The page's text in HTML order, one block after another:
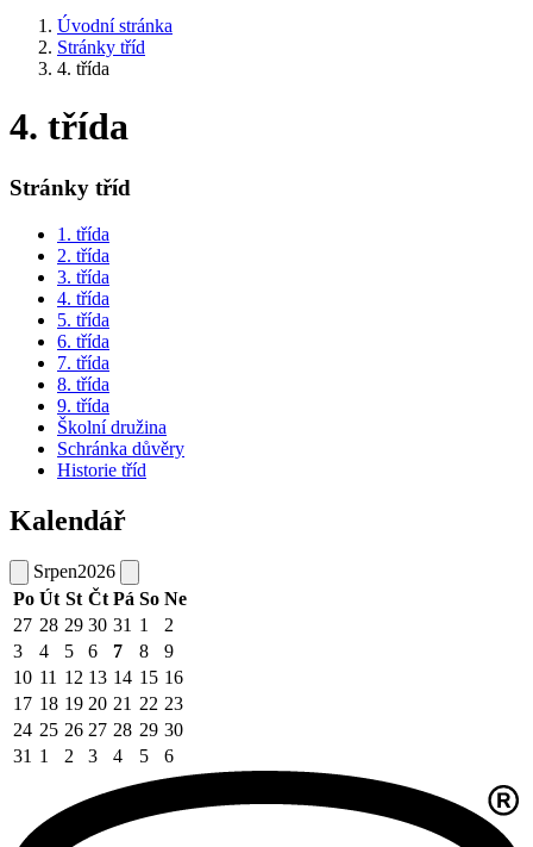
Úvodní stránka
Stránky tříd
4. třída
4. třída
Stránky tříd
1. třída
2. třída
3. třída
4. třída
5. třída
6. třída
7. třída
8. třída
9. třída
Školní družina
Schránka důvěry
Historie tříd
Kalendář
Srpen2026
Po Út St Čt Pá So Ne
27 28 29 30 31 1
2
3
4 5 6 7 8
9
10 11 12 13 14 15 16
17 18 19 20 21 22 23
24 25 26 27 28 29 30
31 1 2 3 4 5 6